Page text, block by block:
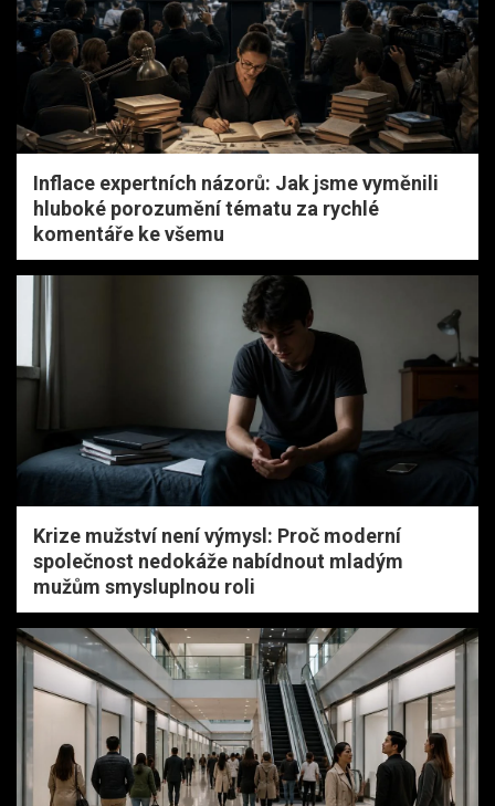
Inflace expertních názorů: Jak jsme vyměnili
hluboké porozumění tématu za rychlé
komentáře ke všemu
Krize mužství není výmysl: Proč moderní
společnost nedokáže nabídnout mladým
mužům smysluplnou roli